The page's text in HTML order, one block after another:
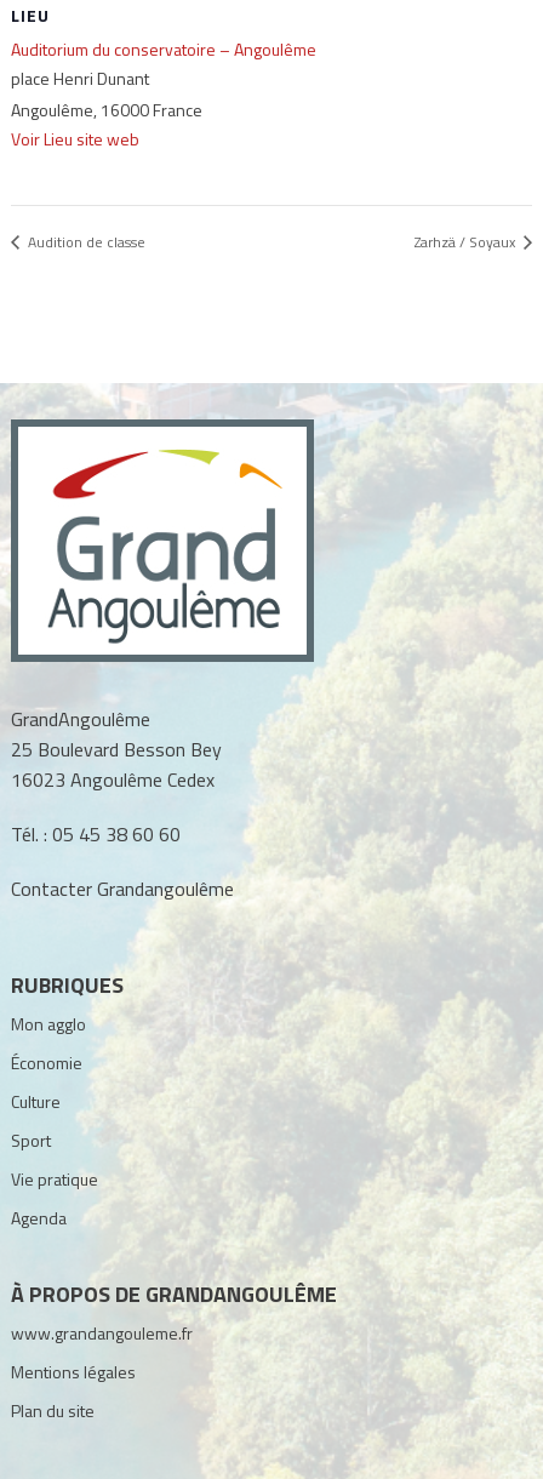
LIEU
Auditorium du conservatoire – Angoulême
place Henri Dunant
Angoulême,16000France
Voir Lieu site web
Audition de classe Zarhzä / Soyaux
GrandAngoulême
25 Boulevard Besson Bey
16023 Angoulême Cedex
Tél. : 05 45 38 60 60
Contacter Grandangoulême
RUBRIQUES
Mon agglo
Économie
Culture
Sport
Vie pratique
Agenda
À PROPOS DE GRANDANGOULÊME
www.grandangouleme.fr
Mentions légales
Plan du site